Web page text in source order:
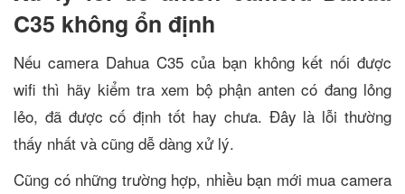
C35 không ổn định
Nếu camera Dahua C35 của bạn không kết nối được
wifi thì hãy kiểm tra xem bộ phận anten có đang lỏng
lẻo, đã được cố định tốt hay chưa. Đây là lỗi thường
thấy nhất và cũng dễ dàng xử lý.
Cũng có những trường hợp, nhiều bạn mới mua camera